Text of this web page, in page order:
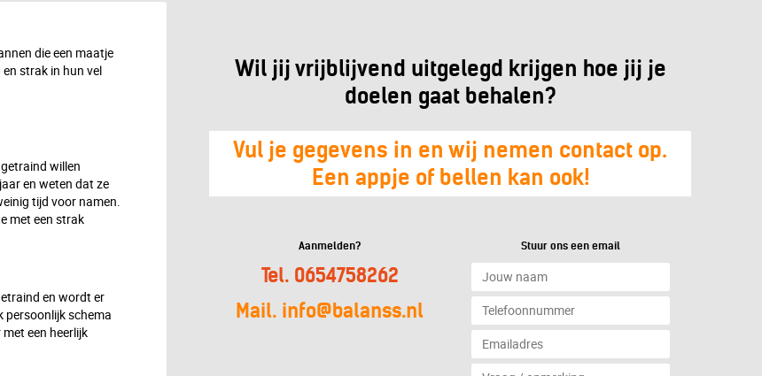
die een maatje
strak in hun vel
willen
en weten dat ze
tijd voor namen.
met een strak
en wordt er
persoonlijk schema
een heerlijk
Wil jij vrijblijvend uitgelegd krijgen hoe jij je
doelen gaat behalen?
Vul je gegevens in en wij nemen contact op.
Een appje of bellen kan ook!
Aanmelden?
Tel. 0654758262
Mail. info@balanss.nl
Stuur ons een email